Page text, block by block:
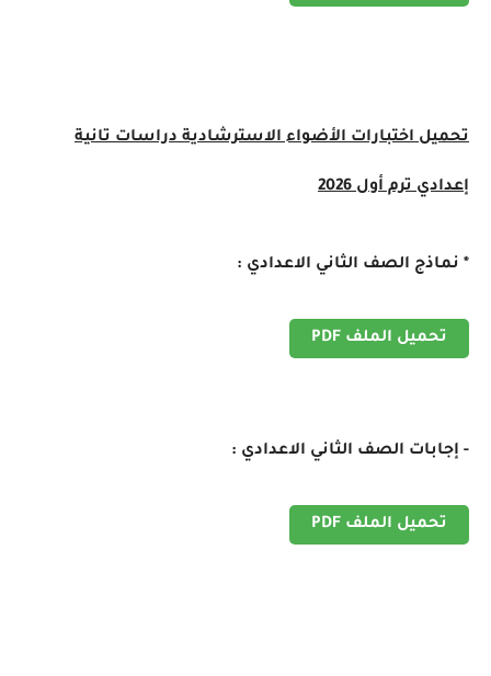
تحميل اختبارات الأضواء الاسترشادية دراسات تانية
إعدادي ترم أول 2026
* نماذج الصف الثاني الاعدادي :
تحميل الملف PDF
- إجابات الصف الثاني الاعدادي :
تحميل الملف PDF